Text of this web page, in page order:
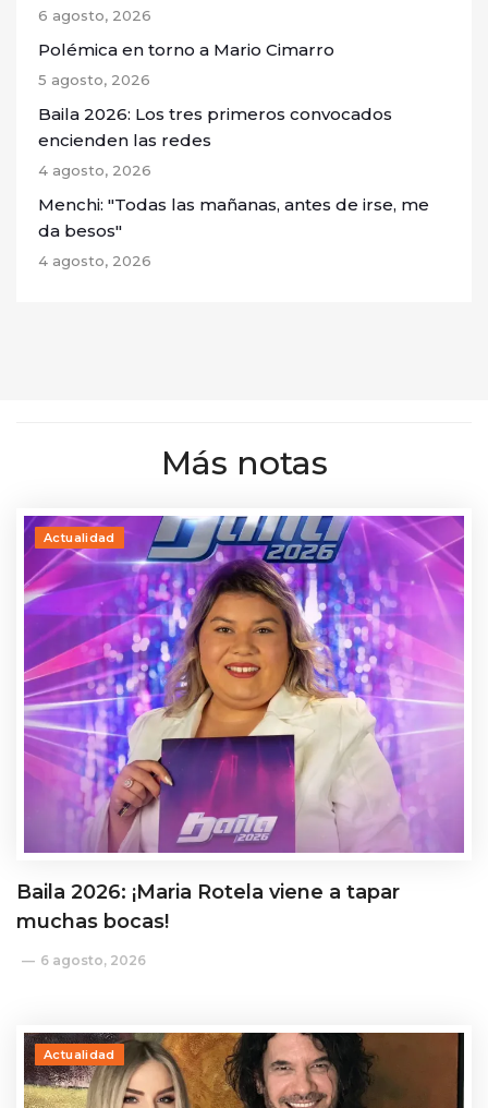
6 agosto, 2026
Polémica en torno a Mario Cimarro
5 agosto, 2026
Baila 2026: Los tres primeros convocados
encienden las redes
4 agosto, 2026
Menchi: "Todas las mañanas, antes de irse, me
da besos"
4 agosto, 2026
Más notas
Actualidad
Baila 2026: ¡Maria Rotela viene a tapar
muchas bocas!
6 agosto, 2026
Actualidad